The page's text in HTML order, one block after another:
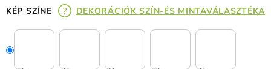
KÉP SZÍNE DEKORÁCIÓK SZÍN-ÉS MINTAVÁLASZTÉKA